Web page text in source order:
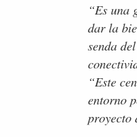
“Es una
dar la
senda
“Este
entorno
proyecto